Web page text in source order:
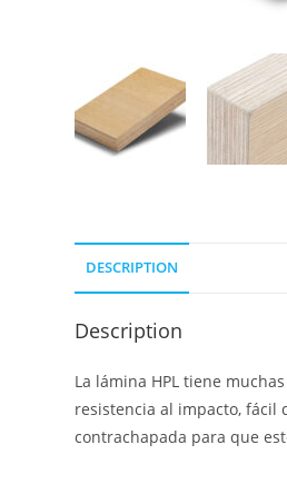
DESCRIPTION
Description
La lámina HPL tiene
resistencia al impacto, fácil
contrachapada para que